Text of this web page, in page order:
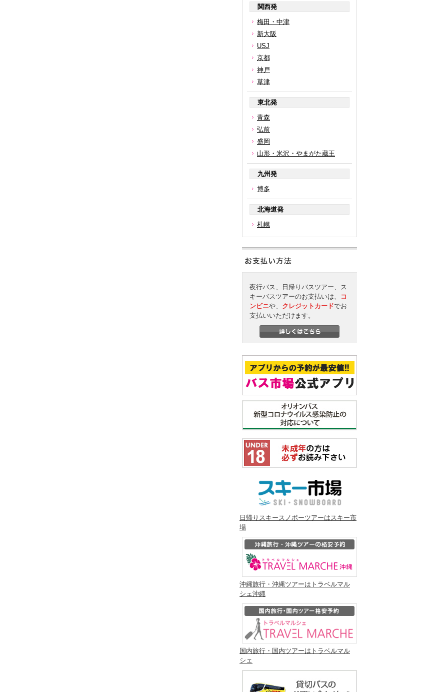
関西発
梅田・中津
新大阪
USJ
京都
神戸
草津
東北発
青森
弘前
盛岡
山形・米沢・やまがた蔵王
九州発
博多
北海道発
札幌
夜行バス、日帰りバスツアー、ス
キーバスツアーのお支払いは、
コ
ンビニや、 クレジットカードでお
支払いいただけます。
日帰りスキースノボーツアーはスキー市
場
沖縄旅行・沖縄ツアーはトラベルマル
シェ沖縄
国内旅行・国内ツアーはトラベルマル
シェ